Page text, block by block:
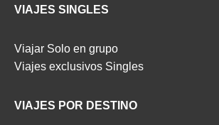
VIAJES SINGLES
Viajar Solo en grupo
Viajes exclusivos Singles
VIAJES POR DESTINO